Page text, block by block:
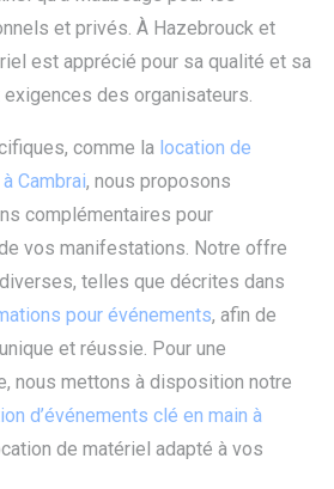
et privés. À Hazebrouck et
est apprécié pour sa qualité et sa
des organisateurs.
comme la location de
Cambrai, nous proposons
complémentaires pour
vos manifestations. Notre offre
telles que décrites dans
pour événements, afin de
et réussie. Pour une
nous mettons à disposition notre
d’événements clé en main à
de matériel adapté à vos